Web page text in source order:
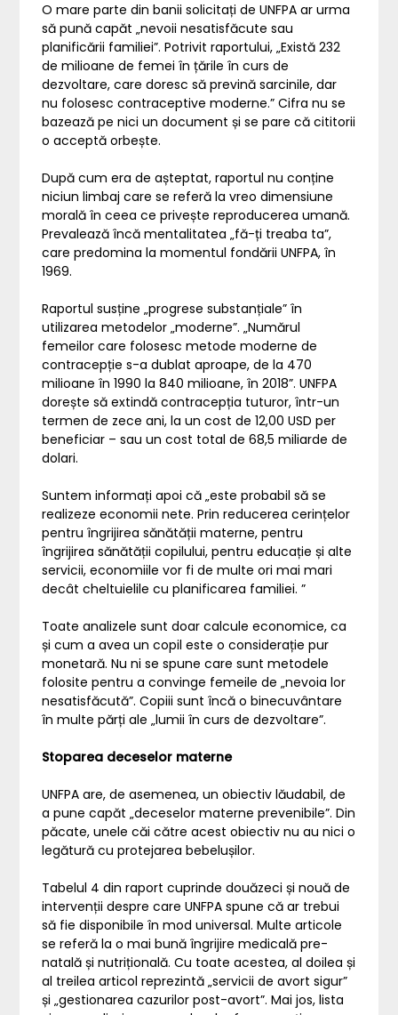
O mare parte din banii solicitați de UNFPA ar urma
să pună capăt „nevoii nesatisfăcute sau
planificării familiei”. Potrivit raportului, „Există 232
de milioane de femei în țările în curs de
dezvoltare, care doresc să prevină sarcinile, dar
nu folosesc contraceptive moderne.” Cifra nu se
bazează pe nici un document și se pare că cititorii
o acceptă orbește.
După cum era de așteptat, raportul nu conține
niciun limbaj care se referă la vreo dimensiune
morală în ceea ce privește reproducerea umană.
Prevalează încă mentalitatea „fă-ți treaba ta”,
care predomina la momentul fondării UNFPA, în
1969.
Raportul susține „progrese substanțiale” în
utilizarea metodelor „moderne”. „Numărul
femeilor care folosesc metode moderne de
contracepție s-a dublat aproape, de la 470
milioane în 1990 la 840 milioane, în 2018”. UNFPA
dorește să extindă contracepția tuturor, într-un
termen de zece ani, la un cost de 12,00 USD per
beneficiar – sau un cost total de 68,5 miliarde de
dolari.
Suntem informați apoi că „este probabil să se
realizeze economii nete. Prin reducerea cerințelor
pentru îngrijirea sănătății materne, pentru
îngrijirea sănătății copilului, pentru educație și alte
servicii, economiile vor fi de multe ori mai mari
decât cheltuielile cu planificarea familiei. ”
Toate analizele sunt doar calcule economice, ca
și cum a avea un copil este o considerație pur
monetară. Nu ni se spune care sunt metodele
folosite pentru a convinge femeile de „nevoia lor
nesatisfăcută”. Copiii sunt încă o binecuvântare
în multe părți ale „lumii în curs de dezvoltare”.
Stoparea deceselor materne
UNFPA are, de asemenea, un obiectiv lăudabil, de
a pune capăt „deceselor materne prevenibile”. Din
păcate, unele căi către acest obiectiv nu au nici o
legătură cu protejarea bebelușilor.
Tabelul 4 din raport cuprinde douăzeci și nouă de
intervenții despre care UNFPA spune că ar trebui
să fie disponibile în mod universal. Multe articole
se referă la o mai bună îngrijire medicală pre-
natală și nutrițională. Cu toate acestea, al doilea și
al treilea articol reprezintă „servicii de avort sigur”
și „gestionarea cazurilor post-avort”. Mai jos, lista